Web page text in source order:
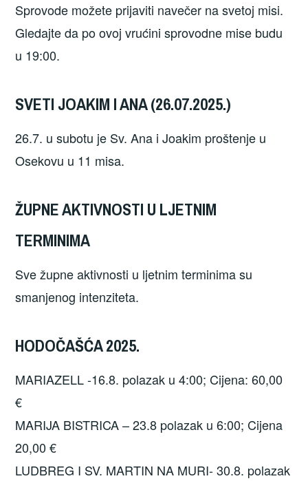
Sprovode možete prijaviti navečer na svetoj misi.
Gledajte da po ovoj vrućini sprovodne mise budu
u 19:00.
SVETI JOAKIM I ANA (26.07.2025.)
26.7. u subotu je Sv. Ana i Joakim proštenje u
Osekovu u 11 misa.
ŽUPNE AKTIVNOSTI U LJETNIM
TERMINIMA
Sve župne aktivnosti u ljetnim terminima su
smanjenog intenziteta.
HODOČAŠĆA 2025.
MARIAZELL -16.8. polazak u 4:00; Cijena: 60,00
€
MARIJA BISTRICA – 23.8 polazak u 6:00; Cijena
20,00 €
LUDBREG I SV. MARTIN NA MURI- 30.8. polazak